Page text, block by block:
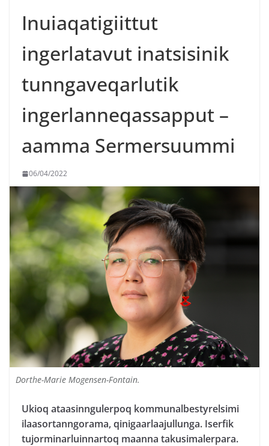
Inuiaqatigiittut
ingerlatavut inatsisinik
tunngaveqarlutik
ingerlanneqassapput –
aamma Sermersuummi
06/04/2022
Dorthe-Marie Mogensen-Fontain.
Ukioq ataasinngulerpoq kommunalbestyrelsimi
ilaasortanngorama, qinigaarlaajullunga. Iserfik
tujorminarluinnartoq maanna takusimalerpara.